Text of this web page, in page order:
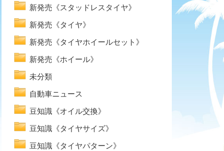
新発売《スタッドレスタイヤ》
新発売《タイヤ》
新発売《タイヤホイールセット》
新発売《ホイール》
未分類
自動車ニュース
豆知識《オイル交換》
豆知識《タイヤサイズ》
豆知識《タイヤパターン》